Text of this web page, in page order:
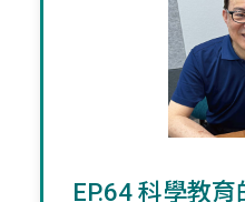
EP.64 科學教